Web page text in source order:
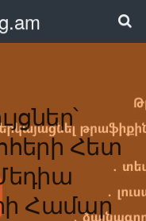
Հետ
Համար